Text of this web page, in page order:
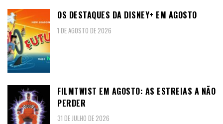
OS DESTAQUES DA DISNEY+ EM AGOSTO
1 DE AGOSTO DE 2026
FILMTWIST EM AGOSTO: AS ESTREIAS A NÃO
PERDER
31 DE JULHO DE 2026